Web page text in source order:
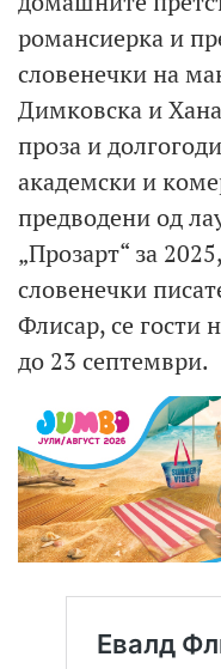
романсиерка и
словенечки на
Димковска и
проза и
академски и
предводени од
„Прозарт“ за
словенечки
Флисар, се гости
до 23 септември.